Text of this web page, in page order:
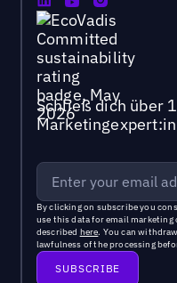
Schließ dich über
By clicking on subscribe you
use this data for email
described here. You can
lawfulness of the processing